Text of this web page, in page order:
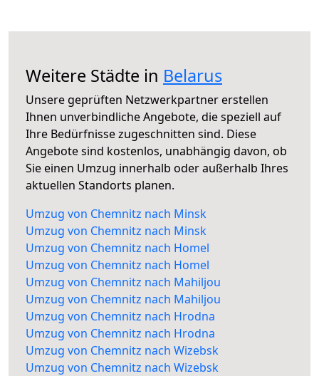
Weitere Städte in Belarus
Unsere geprüften Netzwerkpartner erstellen
Ihnen unverbindliche Angebote, die speziell auf
Ihre Bedürfnisse zugeschnitten sind. Diese
Angebote sind kostenlos, unabhängig davon, ob
Sie einen Umzug innerhalb oder außerhalb Ihres
aktuellen Standorts planen.
Umzug von Chemnitz nach Minsk
Umzug von Chemnitz nach Minsk
Umzug von Chemnitz nach Homel
Umzug von Chemnitz nach Homel
Umzug von Chemnitz nach Mahiljou
Umzug von Chemnitz nach Mahiljou
Umzug von Chemnitz nach Hrodna
Umzug von Chemnitz nach Hrodna
Umzug von Chemnitz nach Wizebsk
Umzug von Chemnitz nach Wizebsk